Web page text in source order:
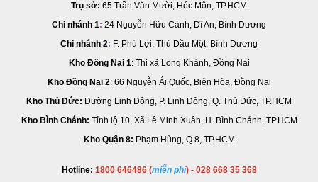
Trụ sở: 65 Trần Văn Mười, Hóc Môn, TP.HCM
Chi nhánh 1: 24 Nguyễn Hữu Cảnh, Dĩ An, Bình Dương
Chi nhánh 2: F. Phú Lợi, Thủ Dầu Một, Bình Dương
Kho Đồng Nai 1: Thị xã Long Khánh, Đồng Nai
Kho Đồng Nai 2: 66 Nguyễn Ái Quốc, Biên Hòa, Đồng Nai
Kho Thủ Đức: Đường Linh Đông, P. Linh Đông, Q. Thủ Đức, TP.HCM
Kho Bình Chánh: Tỉnh lộ 10, Xã Lê Minh Xuân, H. Bình Chánh, TP.HCM
Kho Quận 8: Phạm Hùng, Q.8, TP.HCM
Hotline: 1800 646486 (miễn phí)- 028 668 35 368